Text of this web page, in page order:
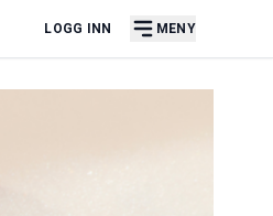
LOGG INN MENY